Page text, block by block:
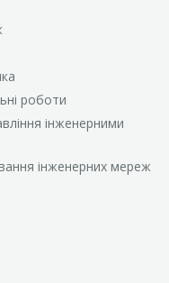
роботи
інженерними
інженерних мереж